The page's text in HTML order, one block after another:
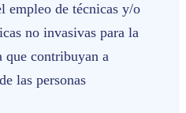
empleo de técnicas y/o
no invasivas para la
contribuyan a
las personas